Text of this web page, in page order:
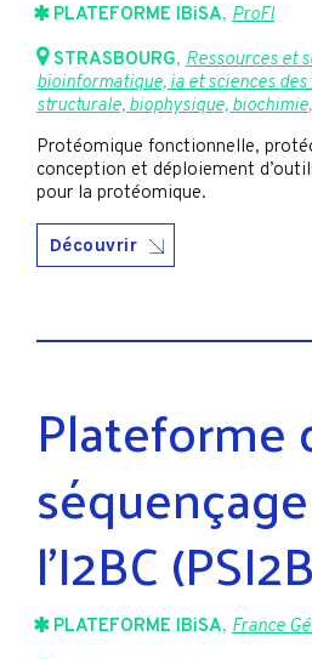
PLATEFORME IBiSA, ProFI
STRASBOURG, Ressources et
bioinformatique, ia et sciences des
structurale, biophysique, biochimie,
Protéomique fonctionnelle,
conception et déploiement
pour la protéomique.
Découvrir
Plateforme
l’I2BC
PLATEFORME IBiSA, France